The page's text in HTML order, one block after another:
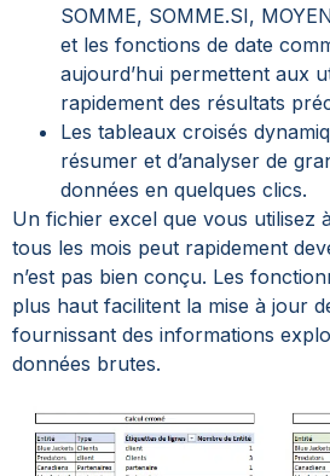
SOMME, SOMME.SI,
et les fonctions de date
aujourd’hui permettent aux
rapidement des résultats
Les tableaux croisés
résumer et d’analyser de
données en quelques clics.
Un fichier excel que vous utilisez
tous les mois peut rapidement
n’est pas bien conçu. Les
plus haut facilitent la mise à jour
fournissant des informations
données brutes.